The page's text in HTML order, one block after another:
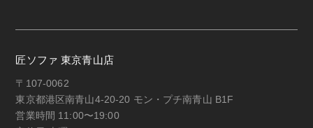
匠ソファ 東京青山店
〒107-0062
東京都港区南青山4-20-20 モン・プチ南青山 B1F
営業時間 11:00〜19:00